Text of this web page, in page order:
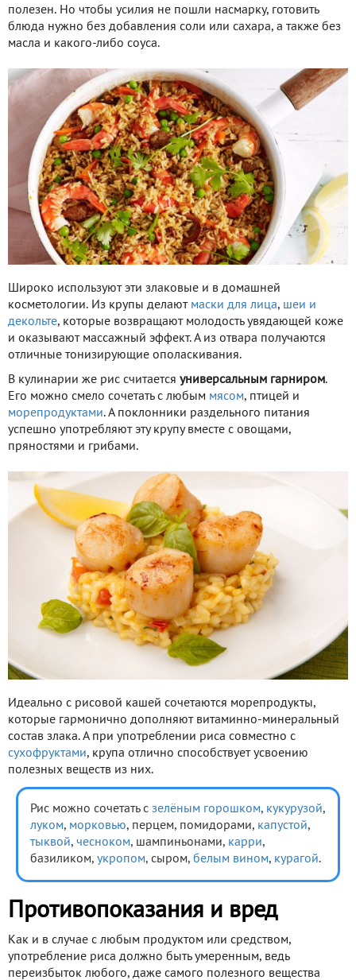
полезен. Но чтобы усилия не пошли насмарку, готовить
блюда нужно без добавления соли или сахара, а также без
масла и какого-либо соуса.
Широко используют эти злаковые и в домашней
косметологии. Из крупы делают маски для лица, шеи и
декольте, которые возвращают молодость увядающей коже
и оказывают массажный эффект. А из отвара получаются
отличные тонизирующие ополаскивания.
В кулинарии же рис считается универсальным гарниром.
Его можно смело сочетать с любым мясом, птицей и
морепродуктами. А поклонники раздельного питания
успешно употребляют эту крупу вместе с овощами,
пряностями и грибами.
Идеально с рисовой кашей сочетаются морепродукты,
которые гармонично дополняют витаминно-минеральный
состав злака. А при употреблении риса совместно с
сухофруктами, крупа отлично способствует усвоению
полезных веществ из них.
Рис можно сочетать с зелёным горошком, кукурузой,
луком, морковью, перцем, помидорами, капустой,
тыквой, чесноком, шампиньонами, карри,
базиликом, укропом, сыром, белым вином, курагой.
Противопоказания и вред
Как и в случае с любым продуктом или средством,
употребление риса должно быть умеренным, ведь
переизбыток любого, даже самого полезного вещества